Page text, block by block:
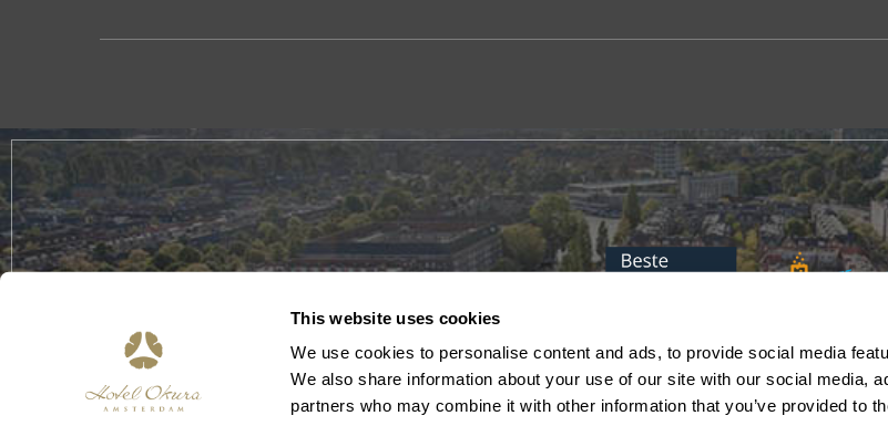
This website uses cookies
We use cookies to personalise content and ads, to provide social media
We also share information about your use of our site with our social media,
partners who may combine it with other information that you’ve provided to